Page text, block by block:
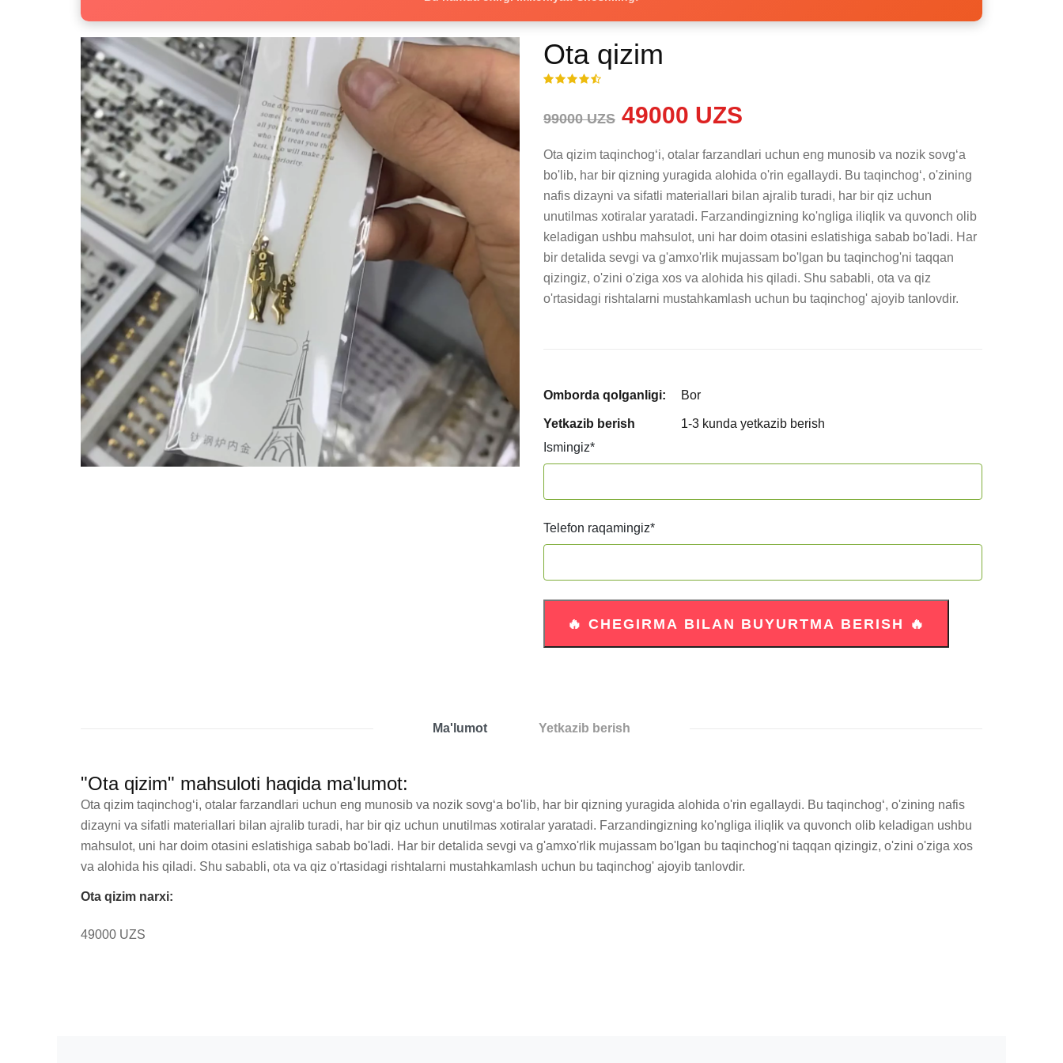
Ota qizim
99000 UZS 49000 UZS
Ota qizim taqinchogʻi, otalar farzandlari uchun eng munosib va nozik sovgʻa
bo'lib, har bir qizning yuragida alohida o'rin egallaydi. Bu taqinchogʻ, o'zining
nafis dizayni va sifatli materiallari bilan ajralib turadi, har bir qiz uchun
unutilmas xotiralar yaratadi. Farzandingizning ko'ngliga iliqlik va quvonch olib
keladigan ushbu mahsulot, uni har doim otasini eslatishiga sabab bo'ladi. Har
bir detalida sevgi va g'amxo'rlik mujassam bo'lgan bu taqinchog'ni taqqan
qizingiz, o'zini o'ziga xos va alohida his qiladi. Shu sababli, ota va qiz
o'rtasidagi rishtalarni mustahkamlash uchun bu taqinchog' ajoyib tanlovdir.
Omborda qolganligi: Bor
Yetkazib berish
1-3 kunda yetkazib berish
Ismingiz*
Telefon raqamingiz*
Ma'lumot Yetkazib berish
"Ota qizim" mahsuloti haqida ma'lumot:
Ota qizim taqinchogʻi, otalar farzandlari uchun eng munosib va nozik sovgʻa bo'lib, har bir qizning yuragida alohida o'rin egallaydi. Bu taqinchogʻ, o'zining nafis
dizayni va sifatli materiallari bilan ajralib turadi, har bir qiz uchun unutilmas xotiralar yaratadi. Farzandingizning ko'ngliga iliqlik va quvonch olib keladigan ushbu
mahsulot, uni har doim otasini eslatishiga sabab bo'ladi. Har bir detalida sevgi va g'amxo'rlik mujassam bo'lgan bu taqinchog'ni taqqan qizingiz, o'zini o'ziga xos
va alohida his qiladi. Shu sababli, ota va qiz o'rtasidagi rishtalarni mustahkamlash uchun bu taqinchog' ajoyib tanlovdir.
Ota qizim narxi:
49000 UZS